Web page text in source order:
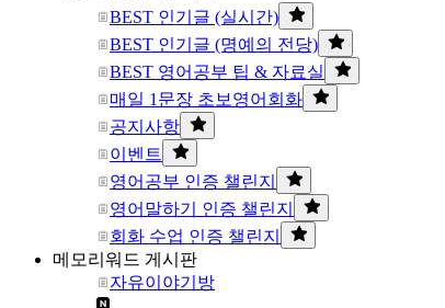
BEST 인기글 (실시간)
BEST 인기글 (명예의 전당)
BEST 영어공부 팁 & 자료실
매일 1문장 초보영어회화
공지사항
이벤트
영어공부 인증 챌린지
영어말하기 인증 챌린지
회화 수업 인증 챌린지
메모리워드 게시판
자유이야기방